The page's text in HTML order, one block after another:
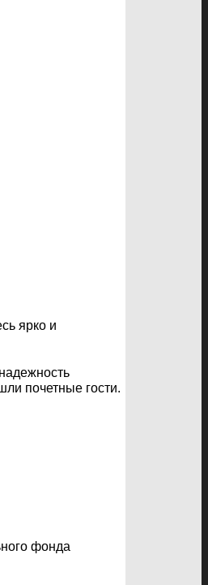
ярко и
почетные гости.
фонда